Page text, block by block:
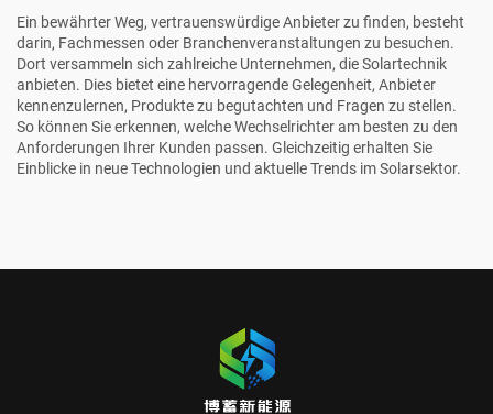
Ein bewährter Weg, vertrauenswürdige Anbieter zu finden, besteht
darin, Fachmessen oder Branchenveranstaltungen zu besuchen.
Dort versammeln sich zahlreiche Unternehmen, die Solartechnik
anbieten. Dies bietet eine hervorragende Gelegenheit, Anbieter
kennenzulernen, Produkte zu begutachten und Fragen zu stellen.
So können Sie erkennen, welche Wechselrichter am besten zu den
Anforderungen Ihrer Kunden passen. Gleichzeitig erhalten Sie
Einblicke in neue Technologien und aktuelle Trends im Solarsektor.